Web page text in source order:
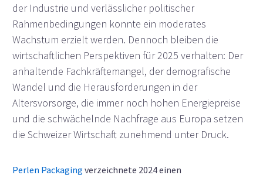
der Industrie und verlässlicher politischer
Rahmenbedingungen konnte ein moderates
Wachstum erzielt werden. Dennoch bleiben die
wirtschaftlichen Perspektiven für 2025 verhalten: Der
anhaltende Fachkräftemangel, der demografische
Wandel und die Herausforderungen in der
Altersvorsorge, die immer noch hohen Energiepreise
und die schwächelnde Nachfrage aus Europa setzen
die Schweizer Wirtschaft zunehmend unter Druck.
Perlen Packaging verzeichnete 2024 einen